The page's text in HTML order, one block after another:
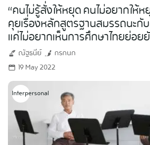
“คนไม่รู้สั่งให้หยุด คนไม่อยากให้
คุยเรื่องหลักสูตรฐานสมรรถนะกั
แค่ไม่อยากเห็นการศึกษาไทยย่อย
ณัฐธนีย์
กรกนก
19 May 2022
Interpersonal